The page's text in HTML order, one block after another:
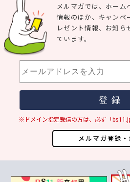
メルマガ登録・
メルマガでは、ホーム
情報のほか、キャンペ
レゼント情報、お知ら
ています。
※ドメイン指定受信の方は、必ず「